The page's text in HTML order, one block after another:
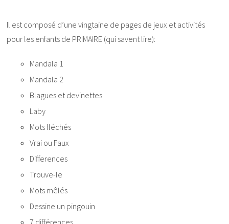
Il est composé d’une vingtaine de pages de jeux et activités
pour les enfants de PRIMAIRE (qui savent lire):
Mandala 1
Mandala 2
Blagues et devinettes
Laby
Mots fléchés
Vrai ou Faux
Differences
Trouve-le
Mots mêlés
Dessine un pingouin